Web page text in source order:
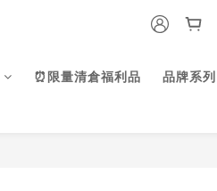
⏰限量清倉福利品 品牌系列